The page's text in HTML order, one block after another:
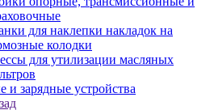
для наклепки накладок на
колодки
для утилизации масляных
и зарядные устройства